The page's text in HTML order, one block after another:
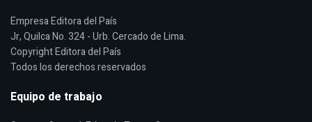
Empresa Editora del País
Jr, Quilca No. 324 - Urb. Cercado de Lima.
Copyright Editora del País
Todos los derechos reservados
Equipo de trabajo